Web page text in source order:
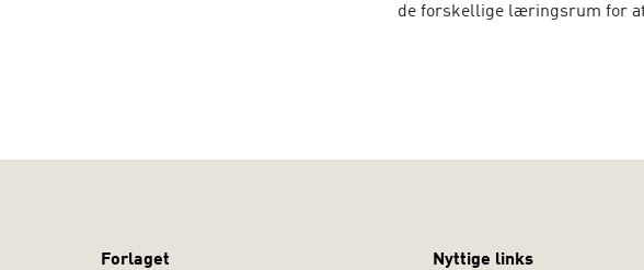
de forskellige læringsrum for
praktikken
Forlaget Nyttige links